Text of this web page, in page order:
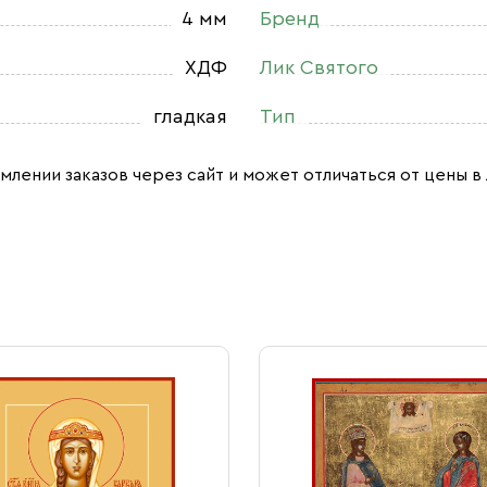
4 мм
ХДФ
гладкая
Бренд
Лик Святого
Тип
заказов через сайт и может отличаться от цены в